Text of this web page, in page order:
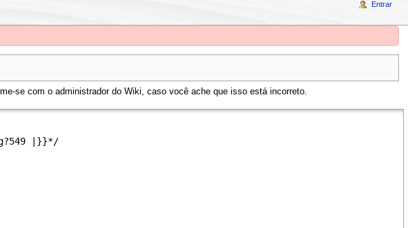
se com o administrador do Wiki, caso você ache que isso está incorreto.
Entrar